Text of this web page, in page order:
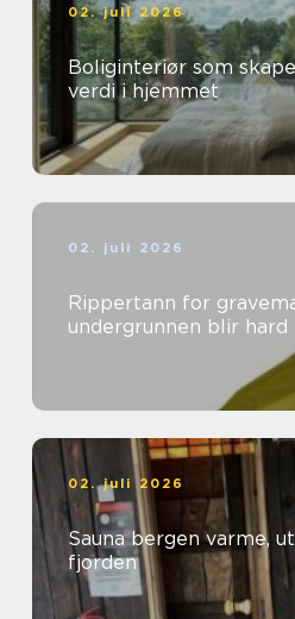
02. juli 2026
Boliginteriør som
verdi i hjemmet
02. juli 2026
Rippertann for
undergrunnen blir hard
02. juli 2026
Sauna bergen varme, utsikt og ro ved
fjorden